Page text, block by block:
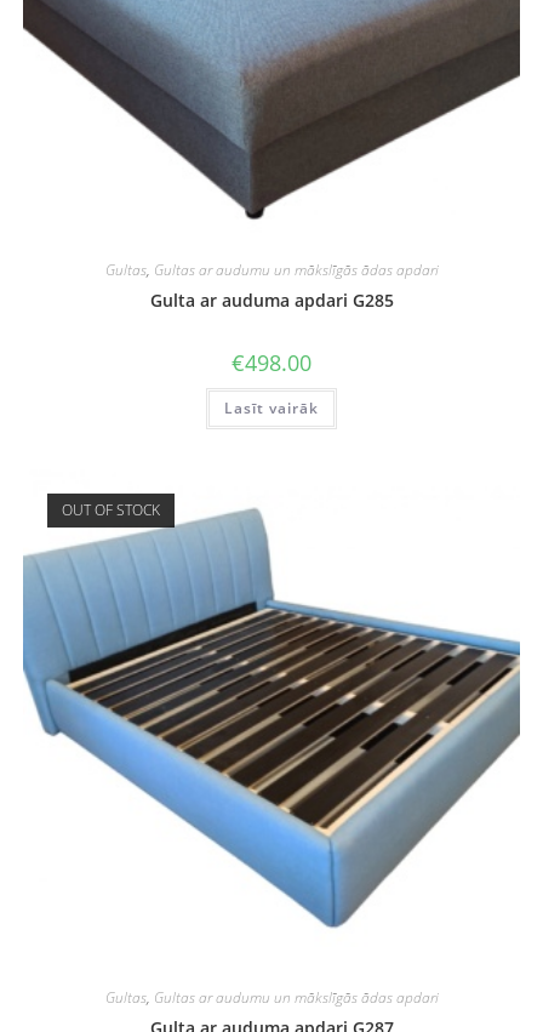
Gultas, Gultas ar audumu un mākslīgās ādas apdari
Gulta ar auduma apdari G285
€498.00
Lasīt vairāk
OUT OF STOCK
Gultas, Gultas ar audumu un mākslīgās ādas apdari